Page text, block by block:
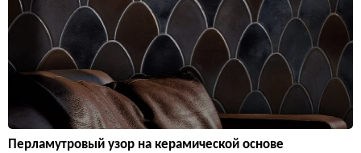
Перламутровый узор на керамической основе